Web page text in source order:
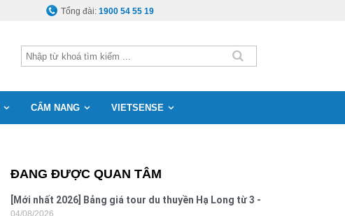
Tổng đài:1900 54 55 19
CẨM NANG VIETSENSE
ĐANG ĐƯỢC QUAN TÂM
[Mới nhất 2026] Bảng giá tour du thuyền Hạ Long từ 3 -
04/08/2026